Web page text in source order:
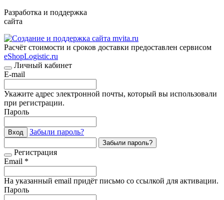
Разработка и поддержка
сайта
Расчёт стоимости и сроков доставки предоставлен сервисом
eShopLogistic.ru
Личный кабинет
E-mail
Укажите адрес электронной почты, который вы использовали
при регистрации.
Пароль
Вход Забыли пароль?
Забыли пароль?
Регистрация
Email *
На указанный email придёт письмо со ссылкой для активации.
Пароль